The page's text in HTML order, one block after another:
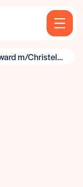
m/Christel